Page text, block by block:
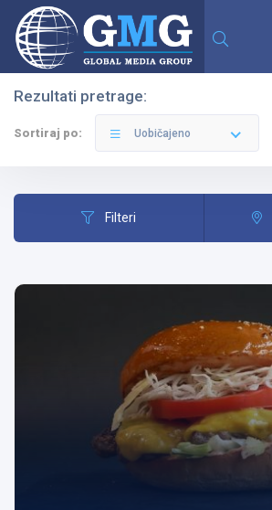
Kategorije
Pretraga
Rezultati pretrage:
Sortiraj po: Uobičajeno
Filteri